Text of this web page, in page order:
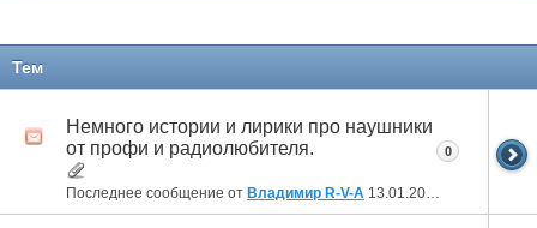
Тем
Немного истории и лирики про наушники
от профи и радиолюбителя.
Последнее сообщение от Владимир R-V-A 13.01.2025
0